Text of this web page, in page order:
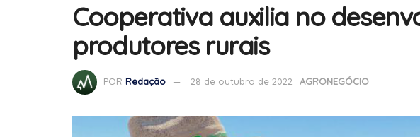
Cooperativa auxilia no
produtores rurais
POR Redação 28 de outubro de 2022 AGRONEGÓCIO